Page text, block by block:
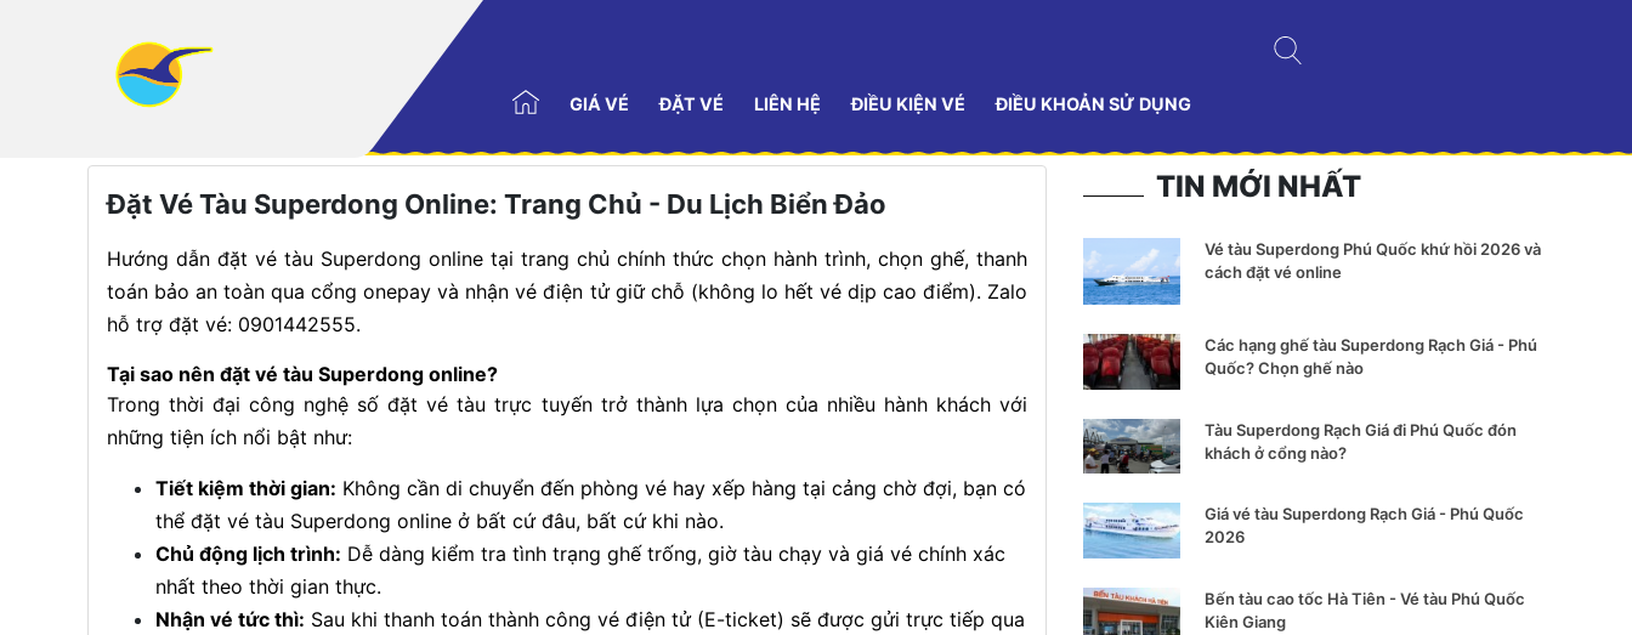
GIÁ VÉ ĐẶT VÉ LIÊN HỆ ĐIỀU KIỆN VÉ ĐIỀU KHOẢN SỬ DỤNG
Đặt Vé Tàu Superdong Online: Trang Chủ - Du Lịch Biển Đảo
Hướng dẫn đặt vé tàu Superdong online tại trang chủ chính thức chọn hành trình, chọn ghế, thanh
toán bảo an toàn qua cổng onepay và nhận vé điện tử giữ chỗ (không lo hết vé dịp cao điểm). Zalo
hỗ trợ đặt vé: 0901442555.
Tại sao nên đặt vé tàu Superdong online?
Trong thời đại công nghệ số đặt vé tàu trực tuyến trở thành lựa chọn của nhiều hành khách với
những tiện ích nổi bật như:
Tiết kiệm thời gian: Không cần di chuyển đến phòng vé hay xếp hàng tại cảng chờ đợi, bạn có
thể đặt vé tàu Superdong online ở bất cứ đâu, bất cứ khi nào.
Chủ động lịch trình: Dễ dàng kiểm tra tình trạng ghế trống, giờ tàu chạy và giá vé chính xác
nhất theo thời gian thực.
Nhận vé tức thì: Sau khi thanh toán thành công vé điện tử (E-ticket) sẽ được gửi trực tiếp qua
TIN MỚI NHẤT
Vé tàu Superdong Phú Quốc khứ hồi 2026 và
cách đặt vé online
Các hạng ghế tàu Superdong Rạch Giá - Phú
Quốc? Chọn ghế nào
Tàu Superdong Rạch Giá đi Phú Quốc đón
khách ở cổng nào?
Giá vé tàu Superdong Rạch Giá - Phú Quốc
2026
Bến tàu cao tốc Hà Tiên - Vé tàu Phú Quốc
Kiên Giang